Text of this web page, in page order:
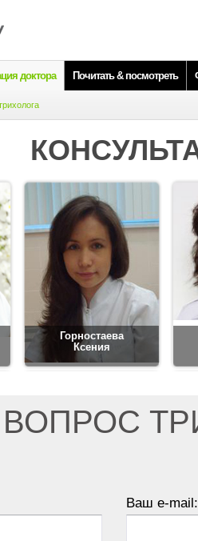
доктора Почитать & посмотреть
Горностаева
Ксения
ВОПРОС
Ваш e-mail: